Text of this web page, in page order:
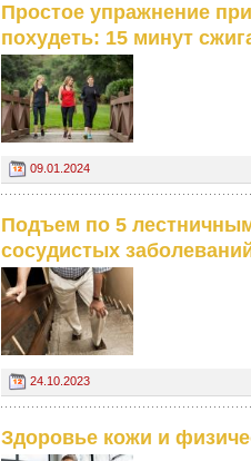
Простое упражнение
похудеть: 15 минут
09.01.2024
Подъем по 5
сосудистых
24.10.2023
Здоровье кожи и